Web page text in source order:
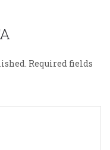
Required fields